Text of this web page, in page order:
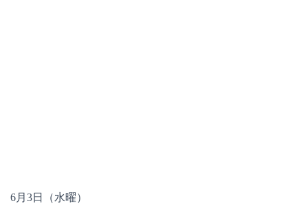
6月3日（水曜）